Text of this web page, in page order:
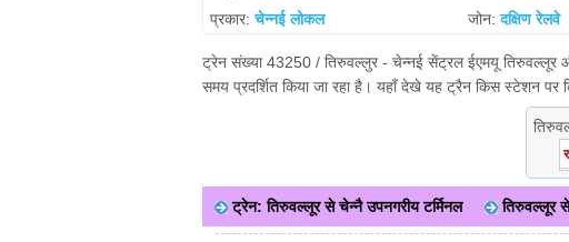
प्रकार:चेन्नई लोकल जोन:दक्षिण रेलवे
ट्रेन संख्या 43250 / तिरुवल्लुर - चेन्नई सेंट्रल ईएमयू तिरुवल्लूर
समय प्रदर्शित किया जा रहा है। यहाँ देखे यह ट्रैन किस स्टेशन
र
ट्रेन: तिरुवल्लूर से चेन्नै उपनगरीय टर्मिनल तिरुवल्लूर